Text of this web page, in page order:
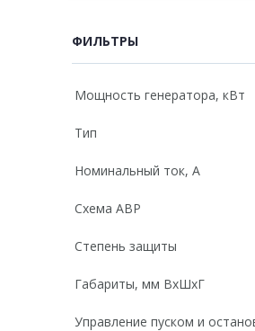
ФИЛЬТРЫ
Мощность генератора, кВт
Тип
Номинальный ток, А
Схема АВР
Степень защиты
Габариты, мм ВхШхГ
Управление пуском и